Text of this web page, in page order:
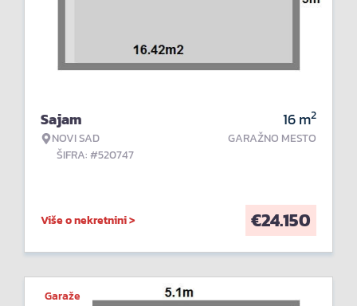
Sajam
NOVI SAD
ŠIFRA: #520747
16m2
GARAŽNO MESTO
Više o nekretnini > €24.150
Garaže